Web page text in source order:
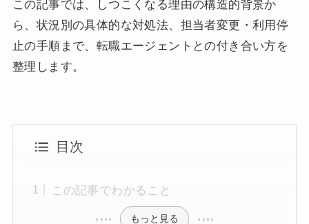
この記事では、しつこくなる理由の構造的背景か
ら、状況別の具体的な対処法、担当者変更・利用停
止の手順まで、転職エージェントとの付き合い方を
整理します。
目次
この記事でわかること
もっと見る